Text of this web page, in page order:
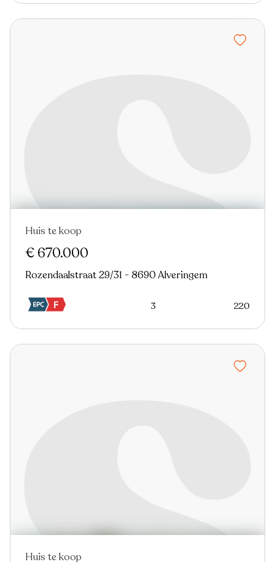
Huis te koop
€ 670.000
Rozendaalstraat 29/31 - 8690 Alveringem
3 220
Huis te koop